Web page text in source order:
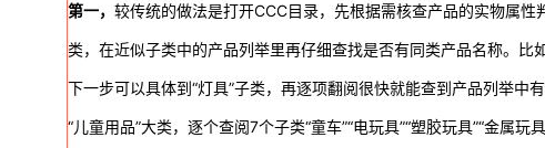
第一， 较传统的做法是打开CCC目录，先根据需核查产品的实物属
类，在近似子类中的产品列举里再仔细查找是否有同类产品名称。比
下一步可以具体到“灯具”子类，再逐项翻阅很快就能查到产品列举中
“儿童用品”大类，逐个查阅7个子类“童车”“电玩具”“塑胶玩具”“金属